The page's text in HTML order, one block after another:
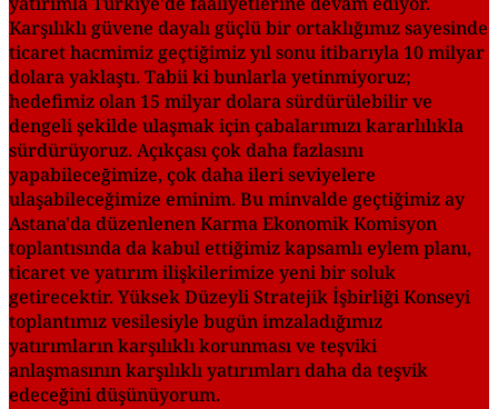
Karşılıklı güvene dayalı güçlü bir ortaklığımız sayesinde
ticaret hacmimiz geçtiğimiz yıl sonu itibarıyla 10 milyar
dolara yaklaştı. Tabii ki bunlarla yetinmiyoruz;
hedefimiz olan 15 milyar dolara sürdürülebilir ve
dengeli şekilde ulaşmak için çabalarımızı kararlılıkla
sürdürüyoruz. Açıkçası çok daha fazlasını
yapabileceğimize, çok daha ileri seviyelere
ulaşabileceğimize eminim. Bu minvalde geçtiğimiz ay
Astana'da düzenlenen Karma Ekonomik Komisyon
toplantısında da kabul ettiğimiz kapsamlı eylem planı,
ticaret ve yatırım ilişkilerimize yeni bir soluk
getirecektir. Yüksek Düzeyli Stratejik İşbirliği Konseyi
toplantımız vesilesiyle bugün imzaladığımız
yatırımların karşılıklı korunması ve teşviki
anlaşmasının karşılıklı yatırımları daha da teşvik
edeceğini düşünüyorum.